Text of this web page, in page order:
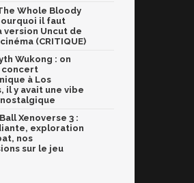
Whole Bloody
il faut
version Uncut de
(CRITIQUE)
Wukong : on
concert
à Los
il y avait une vibe
nostalgique
Xenoverse 3 :
exploration
nos
sur le jeu